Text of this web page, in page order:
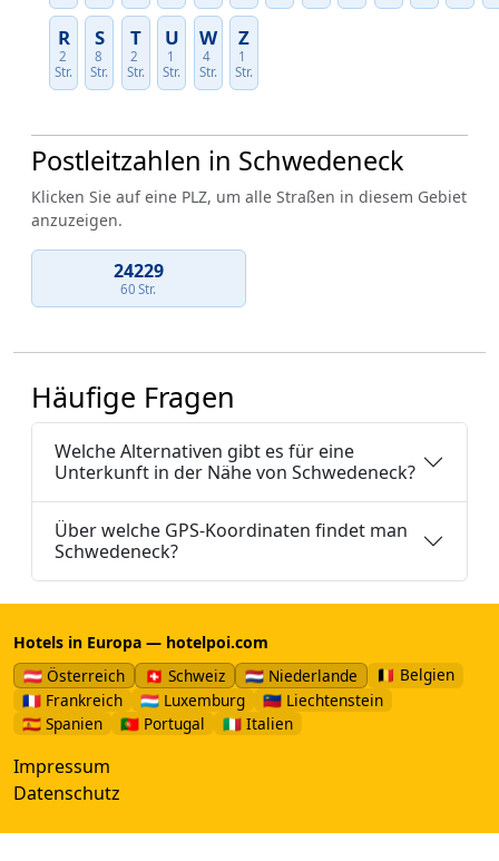
R
2
Str.
S
8
Str.
T
2
Str.
U
1
Str.
W
4
Str.
Z
1
Str.
Postleitzahlen in Schwedeneck
Klicken Sie auf eine PLZ, um alle Straßen in diesem Gebiet
anzuzeigen.
24229
60 Str.
Häufige Fragen
Welche Alternativen gibt es für eine
Unterkunft in der Nähe von Schwedeneck?
Über welche GPS-Koordinaten findet man
Schwedeneck?
Hotels in Europa — hotelpoi.com
🇦🇹 Österreich
🇨🇭 Schweiz 🇳🇱 Niederlande
🇧🇪 Belgien
🇫🇷 Frankreich
🇱🇺 Luxemburg
🇱🇮 Liechtenstein
🇪🇸 Spanien
🇵🇹 Portugal 🇮🇹 Italien
Impressum
Datenschutz